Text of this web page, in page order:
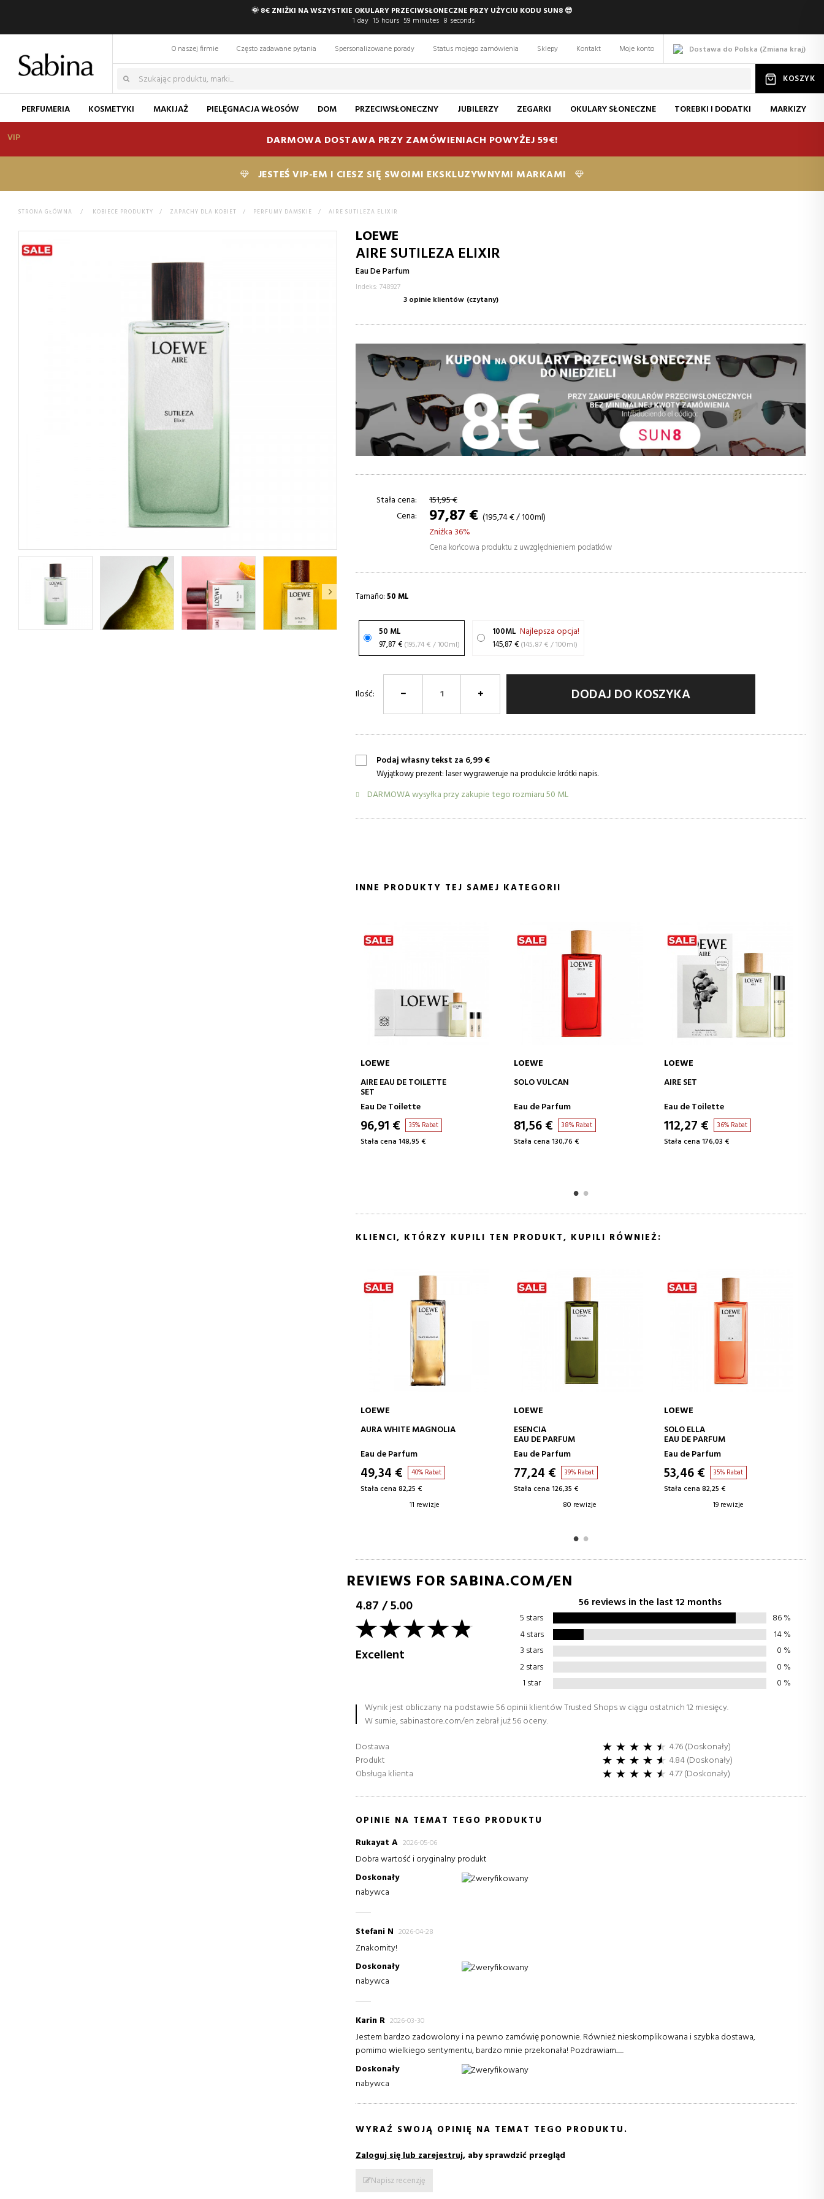
🌞 8€ ZNIŻKI NA WSZYSTKIE OKULARY PRZECIWSŁONECZNE PRZY UŻYCIU KODU SUN8 😎
1 day 15 hours 59 minutes 7 seconds
Dostawa do Polska (Zmiana kraj)
O naszej firmie Często zadawane pytania Spersonalizowane porady Status mojego zamówienia Sklepy Kontakt Moje konto
KOSZYK
PERFUMERIA KOSMETYKI MAKIJAŻ PIELĘGNACJA WŁOSÓW DOM PRZECIWSŁONECZNY JUBILERZY ZEGARKI OKULARY SŁONECZNE TOREBKI I DODATKI
MARKIZY
VIP
DARMOWA DOSTAWA PRZY ZAMÓWIENIACH POWYŻEJ 59€!
JESTEŚ VIP-EM I CIESZ SIĘ SWOIMI EKSKLUZYWNYMI MARKAMI
STRONA GŁÓWNA > KOBIECE PRODUKTY > ZAPACHY DLA KOBIET > PERFUMY DAMSKIE > AIRE SUTILEZA ELIXIR
LOEWE
AIRE SUTILEZA ELIXIR
Eau De Parfum
Indeks: 748927
3 opinie klientów (czytany)
Stała cena:
151,95 €
Cena:
97,87 € (195,74 € / 100ml)
Zniżka 36%
Cena końcowa produktu z uwzględnieniem podatków
Tamaño: 50 ML
50 ML
97,87 €
(195,74 € / 100ml)
100ML Najlepsza opcja!
145,87 € (145,87 € / 100ml)
Ilość: DODAJ DO KOSZYKA
Podaj własny tekst za 6,99 €
Wyjątkowy prezent: laser wygraweruje na produkcie krótki napis.
DARMOWA wysyłka przy zakupie tego rozmiaru50 ML
INNE PRODUKTY TEJ SAMEJ KATEGORII
DODAJ DO KOSZYKA
LOEWE
SOLO VULCAN
Eau de Parfum
81,56 € 38% Rabat
Stała cena 130,76 €
DODAJ DO KOSZYKA
LOEWE
AIRE SET
Eau de Toilette
112,27 € 36% Rabat
Stała cena 176,03 €
LOEWE
AGUA MAR DE CORAL
Eau de Toilette
54,06 € 41% Rabat
Stała cena 92,17 €
KLIENCI, KTÓRZY KUPILI TEN PRODUKT, KUPILI RÓWNIEŻ:
DODAJ DO KOSZYKA
LOEWE
ESENCIA
Eau de Parfum
77,24 € 39% Rabat
Stała cena 126,35 €
80 rewizje
DODAJ DO KOSZYKA
LOEWE
SOLO ELLA
EAU DE PARFUM
Eau de Parfum
53,46 € 35% Rabat
Stała cena 82,25 €
19 rewizje
DODAJ DO KOSZYKA
LOEWE
SOLO ELLA ELIXIR
Eau de Parfum
97,77 € 37% Rabat
Stała cena 155,01 €
10 rewizje
REVIEWS FOR SABINA.COM/EN
4.87/5.00
Excellent
56 reviews in the last 12 months
5 stars 86%
4 stars
14%
3 stars
0 %
2 stars
0 %
1 star
0 %
Wynik jest obliczany na podstawie 56 opinii klientów Trusted Shops w ciągu ostatnich 12 miesięcy.
W sumie, sabinastore.com/en zebrał już 56 oceny.
Dostawa
4.76 (Doskonały)
Produkt
4.84 (Doskonały)
Obsługa klienta
4.77 (Doskonały)
OPINIE NA TEMAT TEGO PRODUKTU
Rukayat A 2026-05-06
Dobra wartość i oryginalny produkt
Doskonały
Zweryfikowany
nabywca
Stefani N 2026-04-28
Znakomity!
Doskonały
Zweryfikowany
nabywca
Karin R 2026-03-30
Jestem bardzo zadowolony i na pewno zamówię ponownie. Również nieskomplikowana i szybka dostawa,
pomimo wielkiego sentymentu, bardzo mnie przekonała! Pozdrawiam......
Doskonały
Zweryfikowany
nabywca
WYRAŹ SWOJĄ OPINIĘ NA TEMAT TEGO PRODUKTU.
Zaloguj się lub zarejestruj, aby sprawdzić przegląd
Napisz recenzję